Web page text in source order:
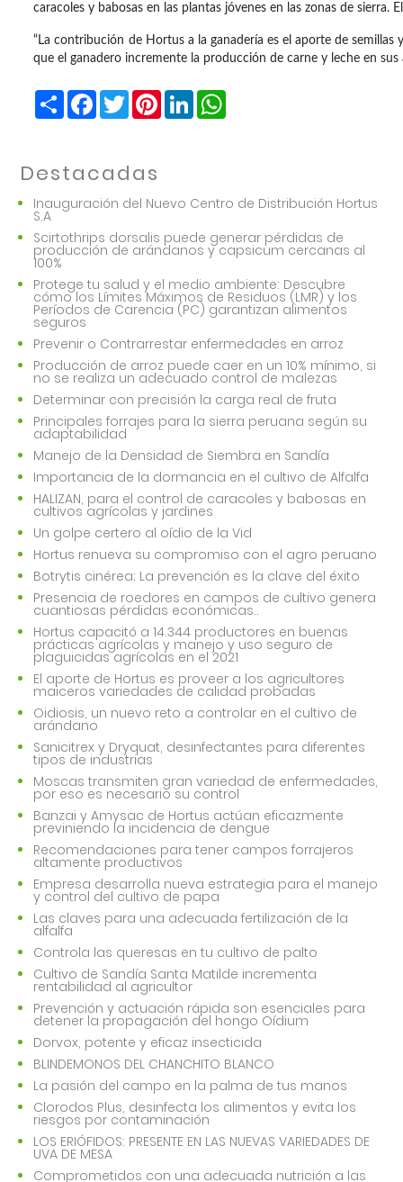
caracoles y babosas en las plantas jóvenes en las zonas de
“La contribución de Hortus a la ganadería es el aporte de
que el ganadero incremente la producción de carne y leche en sus
ShareFacebook
TwitterPinterest
LinkedIn
Destacadas
Inauguración del Nuevo Centro de Distribución Hortus
S.A
Scirtothrips dorsalis puede generar pérdidas de
producción de arándanos y capsicum cercanas al
100%
Protege tu salud y el medio ambiente: Descubre
cómo los Límites Máximos de Residuos (LMR) y los
Períodos de Carencia (PC) garantizan alimentos
seguros
Prevenir o Contrarrestar enfermedades en arroz
Producción de arroz puede caer en un 10% mínimo, si
no se realiza un adecuado control de malezas
Determinar con precisión la carga real de fruta
Principales forrajes para la sierra peruana según su
adaptabilidad
Manejo de la Densidad de Siembra en Sandía
Importancia de la dormancia en el cultivo de Alfalfa
HALIZAN, para el control de caracoles y babosas en
cultivos agrícolas y jardines
Un golpe certero al oídio de la Vid
Hortus renueva su compromiso con el agro peruano
Botrytis cinérea; La prevención es la clave del éxito
Presencia de roedores en campos de cultivo genera
cuantiosas pérdidas económicas..
Hortus capacitó a 14.344 productores en buenas
prácticas agrícolas y manejo y uso seguro de
plaguicidas agrícolas en el 2021
El aporte de Hortus es proveer a los agricultores
maiceros variedades de calidad probadas
Oidiosis, un nuevo reto a controlar en el cultivo de
arándano
Sanicitrex y Dryquat, desinfectantes para diferentes
tipos de industrias
Moscas transmiten gran variedad de enfermedades,
por eso es necesario su control
Banzai y Amysac de Hortus actúan eficazmente
previniendo la incidencia de dengue
Recomendaciones para tener campos forrajeros
altamente productivos
Empresa desarrolla nueva estrategia para el manejo
y control del cultivo de papa
Las claves para una adecuada fertilización de la
alfalfa
Controla las queresas en tu cultivo de palto
Cultivo de Sandía Santa Matilde incrementa
rentabilidad al agricultor
Prevención y actuación rápida son esenciales para
detener la propagación del hongo Oídium
Dorvox, potente y eficaz insecticida
BLINDEMONOS DEL CHANCHITO BLANCO
La pasión del campo en la palma de tus manos
Clorodos Plus, desinfecta los alimentos y evita los
riesgos por contaminación
LOS ERIÓFIDOS: PRESENTE EN LAS NUEVAS VARIEDADES DE
UVA DE MESA
Comprometidos con una adecuada nutrición a las